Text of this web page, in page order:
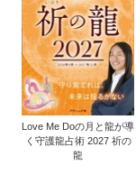
Love Me Doの月と龍が導
く守護龍占術 2027 祈の
龍